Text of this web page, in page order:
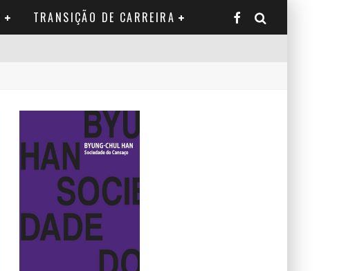
TRANSIÇÃO DE CARREIRA